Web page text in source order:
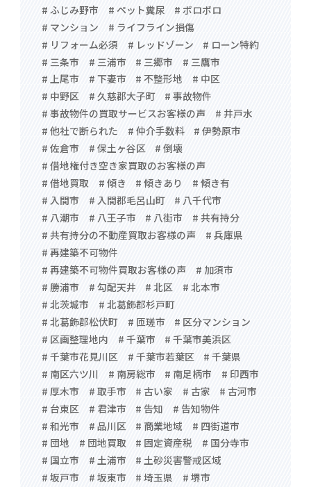
# ふじみ野市
# ペット糞尿
# ボロボロ
# マンション
# ライフライン損傷
# リフォーム必須
# レッドゾーン
# ローン特約
# 三条市
# 三浦市 # 三郷市
# 三鷹市
# 上尾市
# 下妻市 # 不整形地
# 中区
# 中野区
# 久慈郡大子町
# 事故物件
# 事故物件の買取サービスお客様の声
# 井戸水
# 他社で断られた
# 仲介手数料
# 伊勢原市
# 佐倉市
# 保土ヶ谷区
# 倒壊
# 借地権付き空き家買取のお客様の声
# 借地買取
# 傾き # 傾きあり
# 傾き有
# 入間市
# 入間郡毛呂山町
# 八千代市
# 八潮市
# 八王子市 # 八街市
# 共有持分
# 共有持分の不動産買取お客様の声
# 兵庫県
# 再建築不可物件
# 再建築不可物件買取お客様の声
# 加須市
# 勝浦市
# 勾配天井 # 北区
# 北本市
# 北茨城市
# 北葛飾郡杉戸町
# 北葛飾郡松伏町
# 匝瑳市
# 区分マンション
# 区画整理地内
# 千葉市
# 千葉市美浜区
# 千葉市花見川区
# 千葉市若葉区
# 千葉県
# 南区六ツ川
# 南房総市 # 南足柄市
# 印西市
# 厚木市
# 取手市 # 古い家 # 古家
# 古河市
# 台東区
# 君津市 # 告知
# 告知物件
# 和光市
# 品川区 # 商業地域
# 四街道市
# 団地
# 団地買取 # 固定資産税
# 国分寺市
# 国立市
# 土浦市
# 土砂災害警戒区域
# 坂戸市
# 坂東市 # 埼玉県
# 堺市